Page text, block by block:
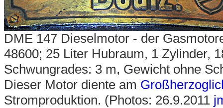
DME 147 Dieselmotor - der
48600; 25 Liter Hubraum, 1 Zylinder,
Schwungrades: 3 m, Gewicht ohne
Dieser Motor diente am
Stromproduktion. (Photos: 26.9.2011